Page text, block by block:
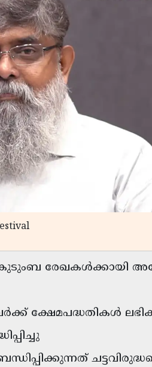
കുടുംബ രേഖകൾക്കായി
ക്ഷേമപദ്ധതികൾ